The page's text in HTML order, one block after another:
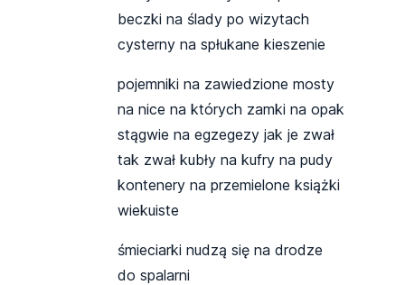
beczki na ślady po wizytach
cysterny na spłukane kieszenie
pojemniki na zawiedzione mosty
na nice na których zamki na opak
stągwie na egzegezy jak je zwał
tak zwał kubły na kufry na pudy
kontenery na przemielone książki
wiekuiste
śmieciarki nudzą się na drodze
do spalarni